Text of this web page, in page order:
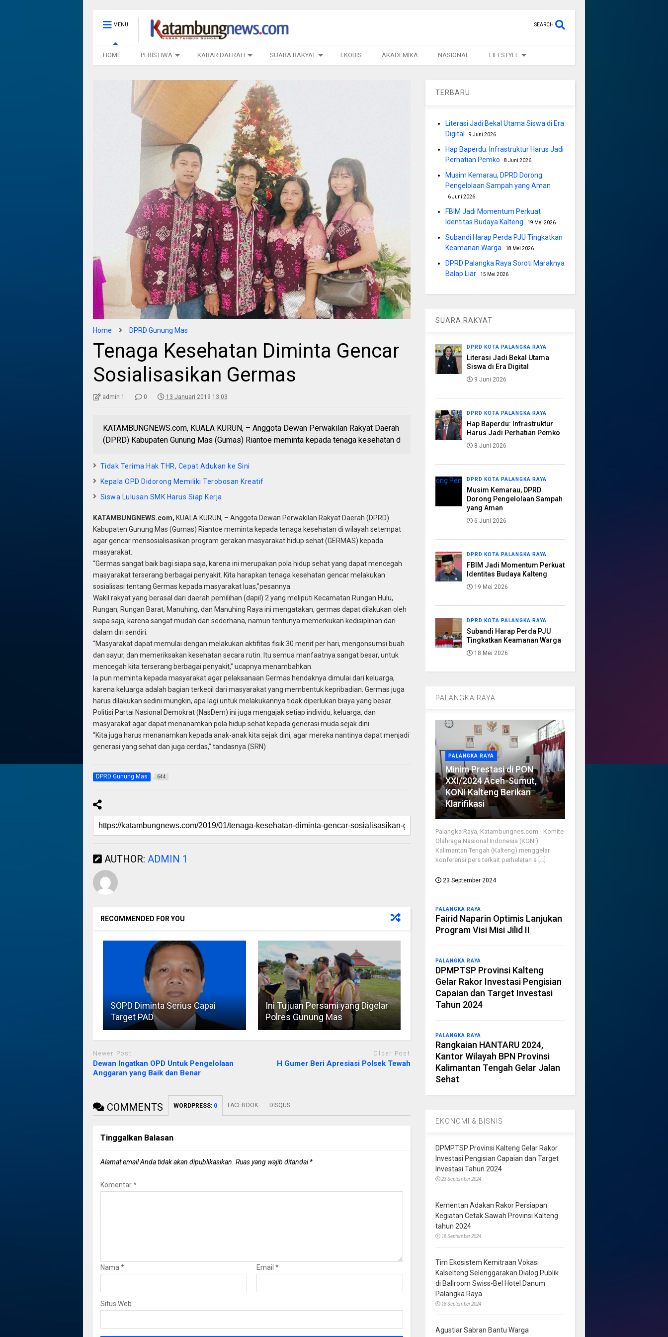
MENU SEARCH
HOME PERISTIWA KABAR DAERAH SUARA RAKYAT EKOBIS AKADEMIKA NASIONAL LIFESTYLE
Home DPRD Gunung Mas
Tenaga Kesehatan Diminta Gencar
Sosialisasikan Germas
admin 1 0 13 Januari 2019 13:03
KATAMBUNGNEWS.com, KUALA KURUN, – Anggota Dewan Perwakilan Rakyat Daerah
(DPRD) Kabupaten Gunung Mas (Gumas) Riantoe meminta kepada tenaga kesehatan d
Tidak Terima Hak THR, Cepat Adukan ke Sini
Kepala OPD Didorong Memiliki Terobosan Kreatif
Siswa Lulusan SMK Harus Siap Kerja
KATAMBUNGNEWS.com, KUALA KURUN, – Anggota Dewan Perwakilan Rakyat Daerah (DPRD)
Kabupaten Gunung Mas (Gumas) Riantoe meminta kepada tenaga kesehatan di wilayah setempat
agar gencar mensosialisasikan program gerakan masyarakat hidup sehat (GERMAS) kepada
masyarakat.
“Germas sangat baik bagi siapa saja, karena ini merupakan pola hidup sehat yang dapat mencegah
masyarakat terserang berbagai penyakit. Kita harapkan tenaga kesehatan gencar melakukan
sosialisasi tentang Germas kepada masyarakat luas,”pesannya.
Wakil rakyat yang berasal dari daerah pemilihan (dapil) 2 yang meliputi Kecamatan Rungan Hulu,
Rungan, Rungan Barat, Manuhing, dan Manuhing Raya ini mengatakan, germas dapat dilakukan oleh
siapa saja, karena sangat mudah dan sederhana, namun tentunya memerkukan kedisiplinan dari
dalam diri sendiri.
“Masyarakat dapat memulai dengan melakukan aktifitas fisik 30 menit per hari, mengonsumsi buah
dan sayur, dan memeriksakan kesehatan secara rutin. Itu semua manfaatnya sangat besar, untuk
mencegah kita terserang berbagai penyakit,” ucapnya menambahkan.
Ia pun meminta kepada masyarakat agar pelaksanaan Germas hendaknya dimulai dari keluarga,
karena keluarga adalah bagian terkecil dari masyarakat yang membentuk kepribadian. Germas juga
harus dilakukan sedini mungkin, apa lagi untuk melakukannya tidak diperlukan biaya yang besar.
Politisi Partai Nasional Demokrat (NasDem) ini juga mengajak setiap individu, keluarga, dan
masyarakat agar dapat menanamkan pola hidup sehat kepada generasi muda sejak dini.
“Kita juga harus menanamkan kepada anak-anak kita sejak dini, agar mereka nantinya dapat menjadi
generasi yang sehat dan juga cerdas,” tandasnya.(SRN)
DPRD Gunung Mas 644
AUTHOR: ADMIN 1
RECOMMENDED FOR YOU
SOPD Diminta Serius Capai
Target PAD
Ini Tujuan Persami yang Digelar
Polres Gunung Mas
Newer Post
Dewan Ingatkan OPD Untuk Pengelolaan
Anggaran yang Baik dan Benar
Older Post
H Gumer Beri Apresiasi Polsek Tewah
COMMENTS WORDPRESS: 0 FACEBOOK: DISQUS:
Tinggalkan Balasan
Alamat email Anda tidak akan dipublikasikan. Ruas yang wajib ditandai*
Komentar*
Nama* Email *
Situs Web
TERBARU
Literasi Jadi Bekal Utama Siswa di Era
Digital
9 Juni 2026
Hap Baperdu: Infrastruktur Harus Jadi
Perhatian Pemko
8 Juni 2026
Musim Kemarau, DPRD Dorong
Pengelolaan Sampah yang Aman
6 Juni 2026
FBIM Jadi Momentum Perkuat
Identitas Budaya Kalteng
19 Mei 2026
Subandi Harap Perda PJU Tingkatkan
Keamanan Warga
18 Mei 2026
DPRD Palangka Raya Soroti Maraknya
Balap Liar
15 Mei 2026
SUARA RAKYAT
DPRD KOTA PALANGKA RAYA
Literasi Jadi Bekal Utama
Siswa di Era Digital
9 Juni 2026
DPRD KOTA PALANGKA RAYA
Hap Baperdu: Infrastruktur
Harus Jadi Perhatian Pemko
8 Juni 2026
DPRD KOTA PALANGKA RAYA
Musim Kemarau, DPRD
Dorong Pengelolaan Sampah
yang Aman
6 Juni 2026
DPRD KOTA PALANGKA RAYA
FBIM Jadi Momentum Perkuat
Identitas Budaya Kalteng
19 Mei 2026
DPRD KOTA PALANGKA RAYA
Subandi Harap Perda PJU
Tingkatkan Keamanan Warga
18 Mei 2026
PALANGKA RAYA
PALANGKA RAYA
Minim Prestasi di PON
XXI/2024 Aceh-Sumut,
KONI Kalteng Berikan
Klarifikasi
Palangka Raya, Katambungnes.com - Komite
Olahraga Nasional Indonesia (KONI)
Kalimantan Tengah (Kalteng) menggelar
konferensi pers terkait perhelatan a [...]
23 September 2024
PALANGKA RAYA
Fairid Naparin Optimis Lanjukan
Program Visi Misi Jilid II
PALANGKA RAYA
DPMPTSP Provinsi Kalteng
Gelar Rakor Investasi Pengisian
Capaian dan Target Investasi
Tahun 2024
PALANGKA RAYA
Rangkaian HANTARU 2024,
Kantor Wilayah BPN Provinsi
Kalimantan Tengah Gelar Jalan
Sehat
EKONOMI & BISNIS
DPMPTSP Provinsi Kalteng Gelar Rakor
Investasi Pengisian Capaian dan Target
Investasi Tahun 2024
23 September 2024
Kementan Adakan Rakor Persiapan
Kegiatan Cetak Sawah Provinsi Kalteng
tahun 2024
18 September 2024
Tim Ekosistem Kemitraan Vokasi
Kalselteng Selenggarakan Dialog Publik
di Ballroom Swiss-Bel Hotel Danum
Palangka Raya
18 September 2024
Agustiar Sabran Bantu Warga